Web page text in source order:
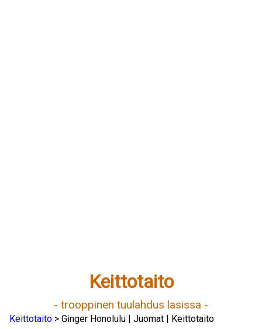
Keittotaito
- trooppinen tuulahdus lasissa -
Keittotaito > Ginger Honolulu | Juomat | Keittotaito